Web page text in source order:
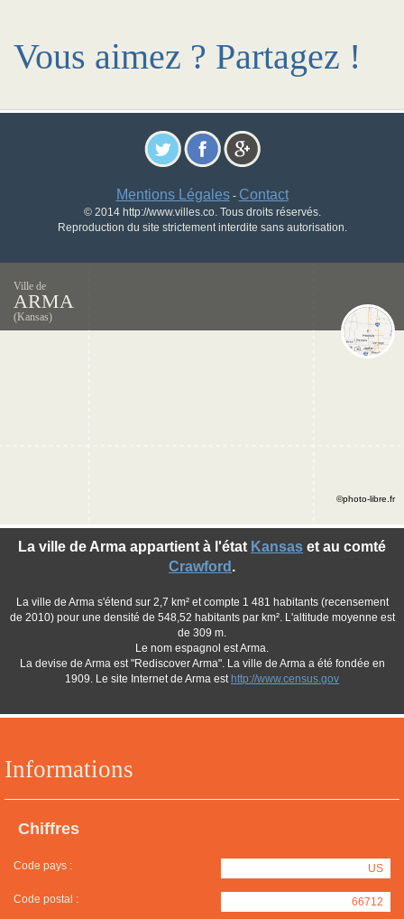
Vous aimez ? Partagez !
Mentions Légales- Contact
© 2014 http://www.villes.co. Tous droits réservés.
Reproduction du site strictement interdite sans autorisation.
Ville de
ARMA
(Kansas)
Informations
Chiffres
Code pays : US
Code postal : 66712
La ville de Arma appartient à l'état Kansas et au comté
Crawford .
La ville de Arma s'étend sur 2,7 km² et compte 1 481 habitants (recensement
de 2010) pour une densité de 548,52 habitants par km². L'altitude moyenne est
de 309 m.
Le nom espagnol est Arma.
La devise de Arma est "Rediscover Arma". La ville de Arma a été fondée en
1909. Le site Internet de Arma est http://www.census.gov
©photo-libre.fr